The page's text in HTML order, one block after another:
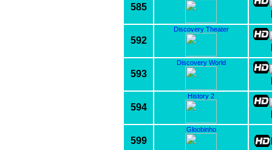
585
592
Discovery Theater
593
Discovery World
594
History 2
599
Gloobinho